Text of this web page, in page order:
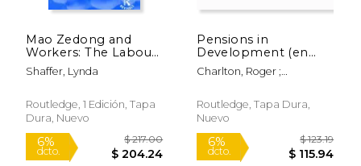
Mao Zedong and
Workers: The Labour
Movement in Hunan
Province, 1920-23:
Movement in Hunan
Province, 1920-23 (en
Shaffer, Lynda
Routledge, 1 Edición, Tapa
Dura, Nuevo
Pensions in
Development (en
Inglés)
Charlton, Roger ;
Routledge, Tapa Dura,
Nuevo